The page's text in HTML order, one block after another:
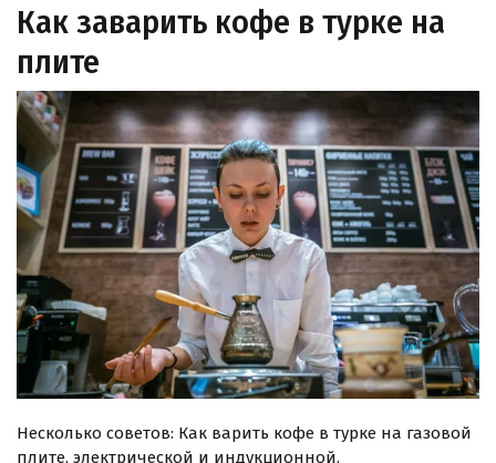
Как заварить кофе в турке на
плите
Несколько советов: Как варить кофе в турке на газовой
плите, электрической и индукционной.